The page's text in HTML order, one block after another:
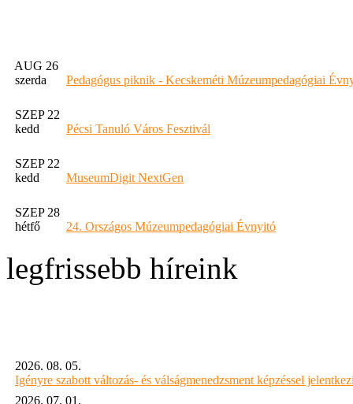
AUG 26
szerda
Pedagógus piknik - Kecskeméti Múzeumpedagógiai
SZEP 22
kedd
Pécsi Tanuló Város Fesztivál
SZEP 22
kedd
MuseumDigit NextGen
SZEP 28
hétfő
24. Országos Múzeumpedagógiai Évnyitó
legfrissebb híreink
2026. 08. 05.
Igényre szabott változás- és válságmenedzsment képzéssel
2026. 07. 01.